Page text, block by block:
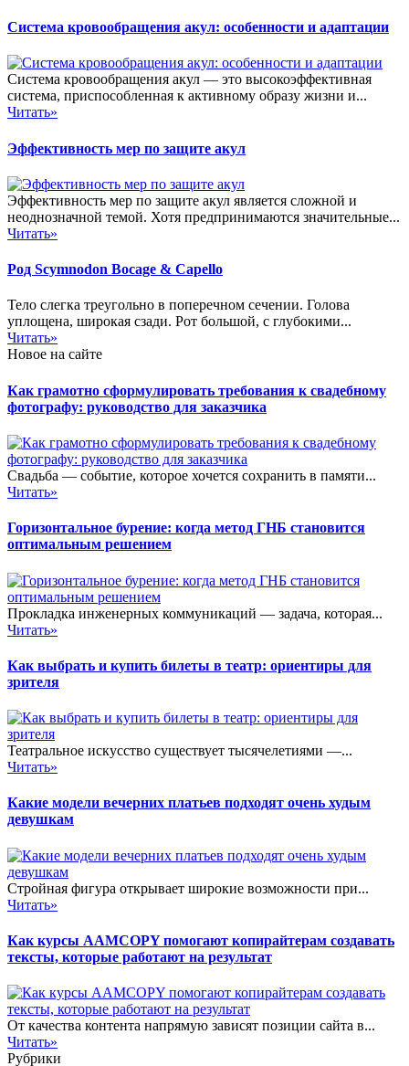
Система кровообращения акул: особенности и адаптации
Система кровообращения акул — это высокоэффективная
система, приспособленная к активному образу жизни и...
Читать»
Эффективность мер по защите акул
Эффективность мер по защите акул является сложной и
неоднозначной темой. Хотя предпринимаются значительные...
Читать»
Род Scymnodon Bocage & Capello
Тело слегка треугольно в поперечном сечении. Голова
уплощена, широкая сзади. Рот большой, с глубокими...
Читать»
Новое на сайте
Как грамотно сформулировать требования к свадебному
фотографу: руководство для заказчика
Свадьба — событие, которое хочется сохранить в памяти...
Читать»
Горизонтальное бурение: когда метод ГНБ становится
оптимальным решением
Прокладка инженерных коммуникаций — задача, которая...
Читать»
Как выбрать и купить билеты в театр: ориентиры для
зрителя
Театральное искусство существует тысячелетиями —...
Читать»
Какие модели вечерних платьев подходят очень худым
девушкам
Стройная фигура открывает широкие возможности при...
Читать»
Как курсы AAMCOPY помогают копирайтерам создавать
тексты, которые работают на результат
От качества контента напрямую зависят позиции сайта в...
Читать»
Рубрики